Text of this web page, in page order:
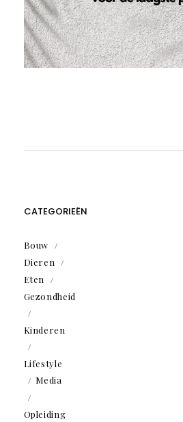
CATEGORIEËN
Bouw
Dieren
Eten
Gezondheid
Kinderen
Lifestyle
Media
Opleiding